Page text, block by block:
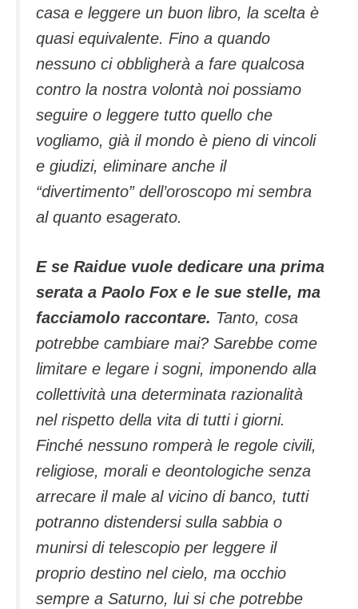
casa e leggere un buon libro, la scelta è
quasi equivalente. Fino a quando
nessuno ci obbligherà a fare qualcosa
contro la nostra volontà noi possiamo
seguire o leggere tutto quello che
vogliamo, già il mondo è pieno di vincoli
e giudizi, eliminare anche il
“divertimento” dell’oroscopo mi sembra
al quanto esagerato.
E se Raidue vuole dedicare una prima
serata a Paolo Fox e le sue stelle, ma
facciamolo raccontare. Tanto, cosa
potrebbe cambiare mai? Sarebbe come
limitare e legare i sogni, imponendo alla
collettività una determinata razionalità
nel rispetto della vita di tutti i giorni.
Finché nessuno romperà le regole civili,
religiose, morali e deontologiche senza
arrecare il male al vicino di banco, tutti
potranno distendersi sulla sabbia o
munirsi di telescopio per leggere il
proprio destino nel cielo, ma occhio
sempre a Saturno, lui si che potrebbe